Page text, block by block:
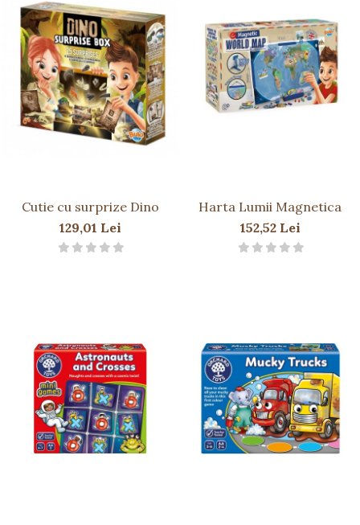
Cutie cu surprize Dino
129,01 Lei
Harta Lumii Magnetica
152,52 Lei